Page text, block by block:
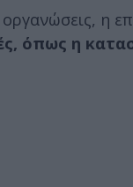
η
όπως η